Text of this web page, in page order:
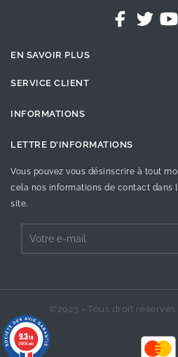
EN SAVOIR PLUS
SERVICE CLIENT
INFORMATIONS
LETTRE D'INFORMATIONS
Vous pouvez vous désinscrire à tout
cela nos informations de contact dans
site.
©2023 - Tous droit réservés
9.3/10
26996 avis